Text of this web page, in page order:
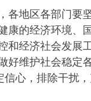
地区各部门要
康的经济环境
和经济社会发
好维护社会稳
信心，排除干扰